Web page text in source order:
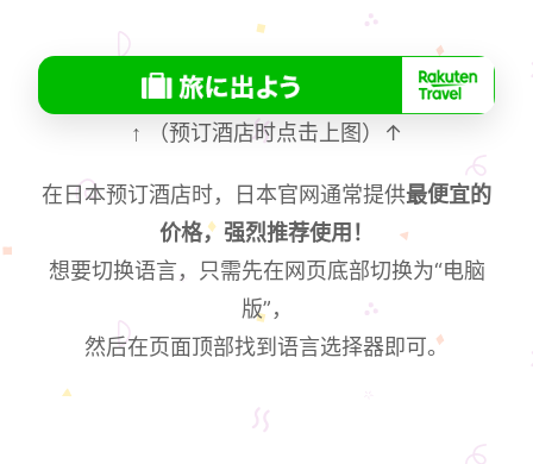
↑ （预订酒店时点击上图）↑
在日本预订酒店时，日本官网通常提供最便宜的
价格，强烈推荐使用！
想要切换语言，只需先在网页底部切换为“电脑
版”，
然后在页面顶部找到语言选择器即可。